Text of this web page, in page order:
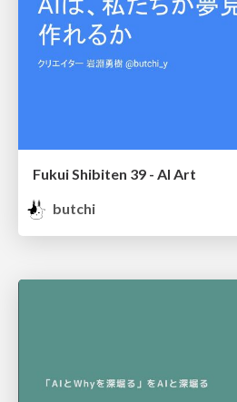
Fukui Shibiten 39 - AI Art
butchi